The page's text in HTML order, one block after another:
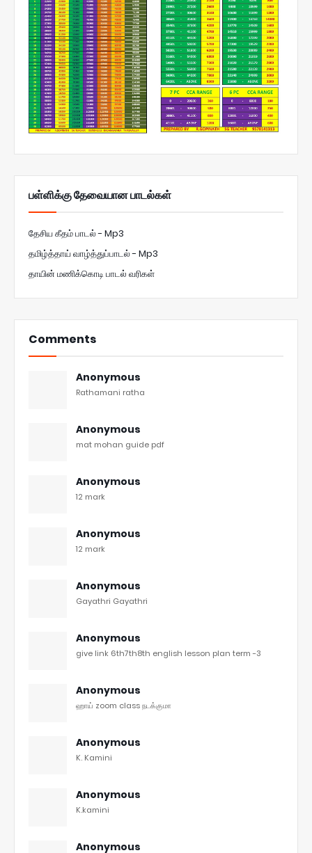
பள்ளிக்கு தேவையான பாடல்கள்
தேசிய கீதம் பாடல் - Mp3
தமிழ்த்தாய் வாழ்த்துப்பாடல் - Mp3
தாயின் மணிக்கொடி பாடல் வரிகள்
Comments
Anonymous
Rathamani ratha
Anonymous
mat mohan guide pdf
Anonymous
12 mark
Anonymous
12 mark
Anonymous
Gayathri Gayathri
Anonymous
give link 6th7th8th english lesson plan term -3
Anonymous
ஹாய் zoom class நடக்குமா
Anonymous
K. Kamini
Anonymous
K.kamini
Anonymous